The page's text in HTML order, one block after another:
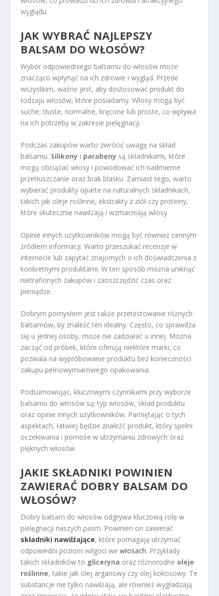
wyglądu.
JAK WYBRAĆ NAJLEPSZY
BALSAM DO WŁOSÓW?
Wybór odpowiedniego balsamu do włosów może
znacząco wpłynąć na ich zdrowie i wygląd. Przede
wszystkim, ważne jest, aby dostosować produkt do
rodzaju włosów, które posiadamy. Włosy mogą być
suche, tłuste, normalne, kręcone lub proste, co wpływa
na ich potrzeby w zakresie pielęgnacji.
Podczas zakupów warto zwrócić uwagę na skład
balsamu. Silikony i parabeny są składnikami, które
mogą obciążać włosy i powodować ich nadmierne
przetłuszczanie oraz brak blasku. Zamiast tego, warto
wybierać produkty oparte na naturalnych składnikach,
takich jak oleje roślinne, ekstrakty z ziół czy proteiny,
które skutecznie nawilżają i wzmacniają włosy.
Opinie innych użytkowników mogą być również cennym
źródłem informacji. Warto przeszukać recenzje w
internecie lub zapytać znajomych o ich doświadczenia z
konkretnymi produktami. W ten sposób można uniknąć
nietrafionych zakupów i zaoszczędzić czas oraz
pieniądze.
Dobrym pomysłem jest także przetestowanie różnych
balsamów, by znaleźć ten idealny. Często, co sprawdza
się u jednej osoby, może nie zadziałać u innej. Można
zacząć od próbek, które oferują niektóre marki, co
pozwala na wypróbowanie produktu bez konieczności
zakupu pełnowymiarowego opakowania.
Podsumowując, kluczowymi czynnikami przy wyborze
balsamu do włosów są: typ włosów, skład produktu
oraz opinie innych użytkowników. Pamiętając o tych
aspektach, łatwiej będzie znaleźć produkt, który spełni
oczekiwania i pomoże w utrzymaniu zdrowych oraz
pięknych włosów.
JAKIE SKŁADNIKI POWINIEN
ZAWIERAĆ DOBRY BALSAM DO
WŁOSÓW?
Dobry balsam do włosów odgrywa kluczową rolę w
pielęgnacji naszych pasm. Powinien on zawierać
składniki nawilżające, które pomagają utrzymać
odpowiedni poziom wilgoci wewłosach. Przykłady
takich składników to gliceryna oraz różnorodne oleje
roślinne, takie jak olej arganowy czy olej kokosowy. Te
substancje nie tylko nawilżają, ale również wygładzają